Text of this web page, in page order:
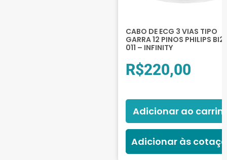
CABO DE ECG 3 VIAS TIPO
GARRA 12 PINOS PHILIPS
011 – INFINITY
R$220,00
Adicionar ao
Adicionar às